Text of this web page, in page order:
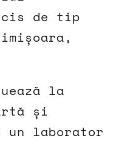
de tip
la
și
un laborator